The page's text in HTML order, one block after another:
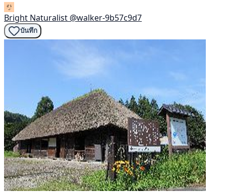
Bright Naturalist @walker-9b57c9d7
บันทึก